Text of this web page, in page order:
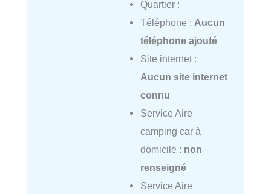
Quartier :
Téléphone : Aucun
téléphone ajouté
Site internet :
Aucun site internet
connu
Service Aire
camping car à
domicile : non
renseigné
Service Aire